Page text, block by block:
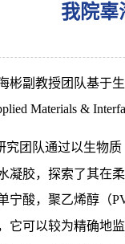
我院辜
彬副教授团队基于
Materials &
究团队通过以生物
凝胶，探索了其在
宁酸，聚乙烯醇 （
它可以较为精确地